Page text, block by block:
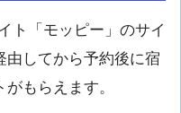
ト「モッピー」のサイ
由してから予約後に宿
もらえます。